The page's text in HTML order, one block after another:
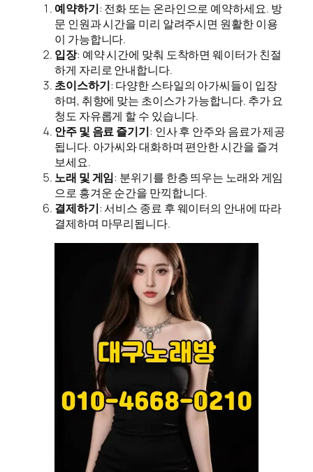
예약하기: 전화 또는 온라인으로 예약하세요. 방
문 인원과 시간을 미리 알려주시면 원활한 이용
이 가능합니다.
입장: 예약 시간에 맞춰 도착하면 웨이터가 친절
하게 자리로 안내합니다.
초이스하기: 다양한 스타일의 아가씨들이 입장
하며, 취향에 맞는 초이스가 가능합니다. 추가 요
청도 자유롭게 할 수 있습니다.
안주 및 음료 즐기기: 인사 후 안주와 음료가 제공
됩니다. 아가씨와 대화하며 편안한 시간을 즐겨
보세요.
노래 및 게임: 분위기를 한층 띄우는 노래와 게임
으로 흥겨운 순간을 만끽합니다.
결제하기: 서비스 종료 후 웨이터의 안내에 따라
결제하며 마무리됩니다.